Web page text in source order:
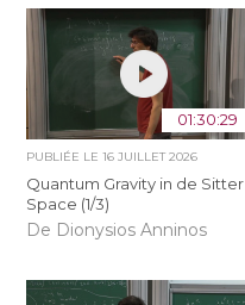
01:30:29
PUBLIÉE LE16 JUILLET 2026
Quantum Gravity in de Sitter
Space (1/3)
De Dionysios Anninos